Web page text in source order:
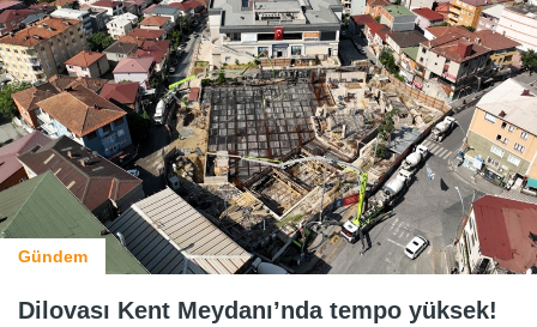
Gündem
Dilovası Kent Meydanı’nda tempo yüksek!